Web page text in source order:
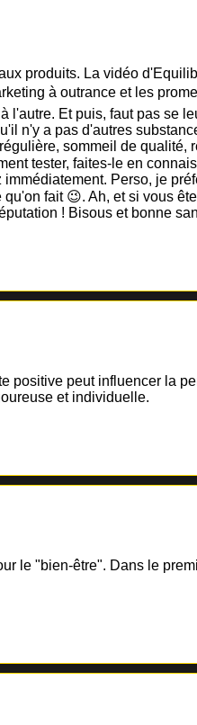
produits. La vidéo
à outrance et les
l'autre. Et puis, faut pas se
n'y a pas d'autres
sommeil de qualité,
tester, faites-le en
Perso, je
fait 😉. Ah, et si vous
! Bisous et bonne
positive peut influencer la
et individuelle.
le "bien-être". Dans le